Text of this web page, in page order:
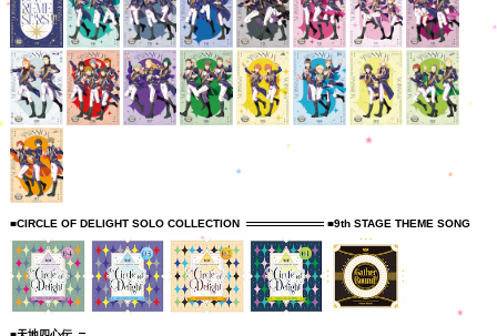
■CIRCLE OF DELIGHT SOLO COLLECTION ■9th STAGE THEME SONG